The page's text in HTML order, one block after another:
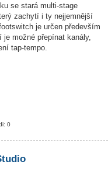
se stará multi-stage
zachytí i ty nejjemnější
je určen především
je možné přepínat kanály,
tap-tempo.
0